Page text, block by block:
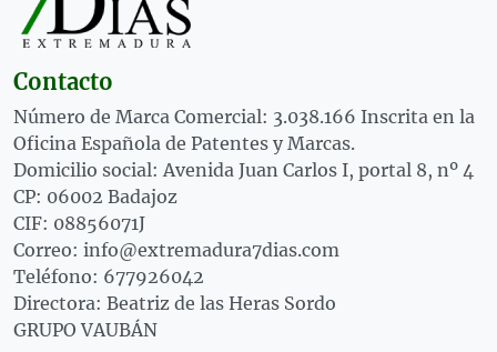
Contacto
Número de Marca Comercial: 3.038.166 Inscrita en la
Oficina Española de Patentes y Marcas.
Domicilio social: Avenida Juan Carlos I, portal 8, nº 4
CP: 06002 Badajoz
CIF: 08856071J
Correo: info@extremadura7dias.com
Teléfono: 677926042
Directora: Beatriz de las Heras Sordo
GRUPO VAUBÁN